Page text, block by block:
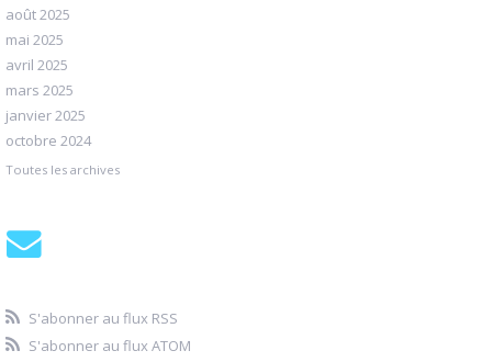
août 2025
mai 2025
avril 2025
mars 2025
janvier 2025
octobre 2024
Toutes les archives
S'abonner au flux RSS
S'abonner au flux ATOM